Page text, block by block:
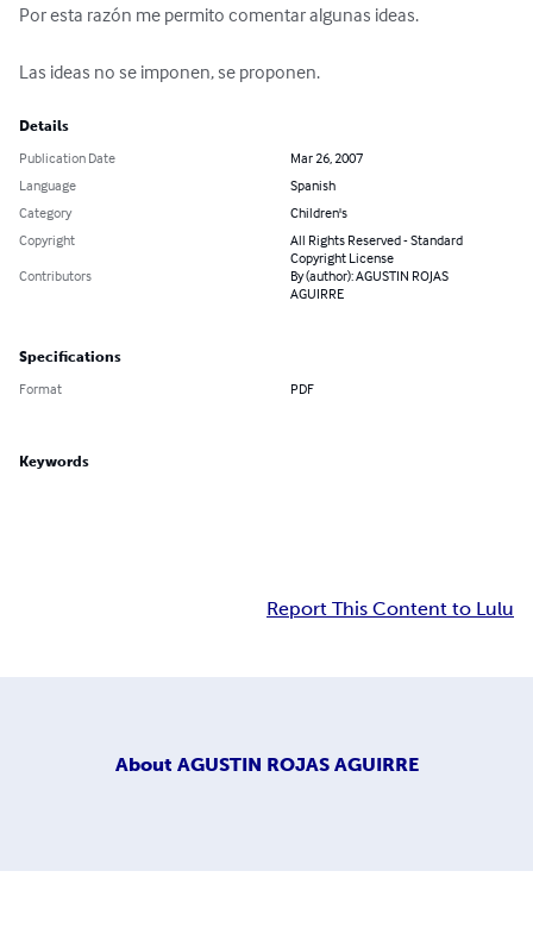
Por esta razón me permito comentar algunas ideas.
Las ideas no se imponen, se proponen.
Details
Publication Date
Mar 26, 2007
Language
Spanish
Category
Children's
Copyright
All Rights Reserved - Standard
Copyright License
Contributors
By (author): AGUSTIN ROJAS
AGUIRRE
Specifications
Format PDF
Keywords
Report This Content to Lulu
About AGUSTIN ROJAS AGUIRRE